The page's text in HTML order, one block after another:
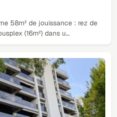
58m² de jouissance : rez de
(16m²) dans u…